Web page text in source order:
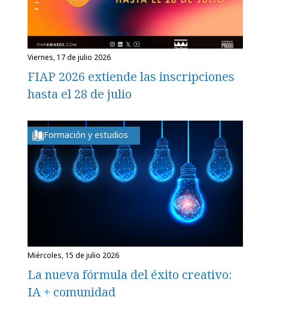
viernes, 17 de julio 2026
FIAP 2026 extiende las inscripciones
hasta el 28 de julio
Formación y estudios
miércoles, 15 de julio 2026
La nueva fórmula del éxito creativo:
IA + comunidad